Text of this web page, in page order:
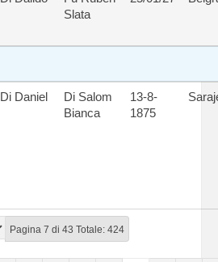
Pagina 7 di 43 Totale: 424
Slata
Di Daniel
Di Salom
Bianca
13-8-
1875